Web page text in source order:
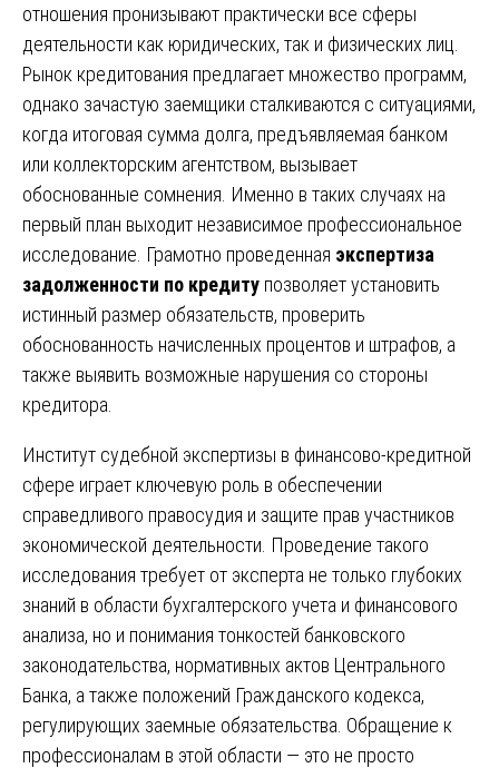
отношения пронизывают практически все сферы
деятельности как юридических, так и физических лиц.
Рынок кредитования предлагает множество программ,
однако зачастую заемщики сталкиваются с ситуациями,
когда итоговая сумма долга, предъявляемая банком
или коллекторским агентством, вызывает
обоснованные сомнения. Именно в таких случаях на
первый план выходит независимое профессиональное
исследование. Грамотно проведенная экспертиза
задолженности по кредиту позволяет установить
истинный размер обязательств, проверить
обоснованность начисленных процентов и штрафов, а
также выявить возможные нарушения со стороны
кредитора.
Институт судебной экспертизы в финансово-кредитной
сфере играет ключевую роль в обеспечении
справедливого правосудия и защите прав участников
экономической деятельности. Проведение такого
исследования требует от эксперта не только глубоких
знаний в области бухгалтерского учета и финансового
анализа, но и понимания тонкостей банковского
законодательства, нормативных актов Центрального
Банка, а также положений Гражданского кодекса,
регулирующих заемные обязательства. Обращение к
профессионалам в этой области — это не просто